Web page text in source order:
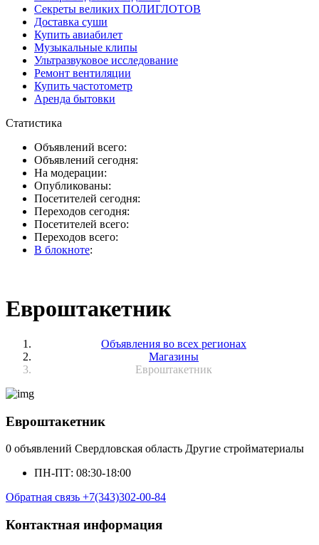
Секреты великих ПОЛИГЛОТОВ
Доставка суши
Купить авиабилет
Музыкальные клипы
Ультразвуковое исследование
Ремонт вентиляции
Купить частотометр
Аренда бытовки
Статистика
Объявлений всего:
Объявлений сегодня:
На модерации:
Опубликованы:
Посетителей сегодня:
Переходов сегодня:
Посетителей всего:
Переходов всего:
В блокноте:
Евроштакетник
Объявления во всех регионах
Магазины
Евроштакетник
Евроштакетник
0 объявлений Свердловская область Другие стройматериалы
ПН-ПТ: 08:30-18:00
Обратная связь +7(343)302-00-84
Контактная информация